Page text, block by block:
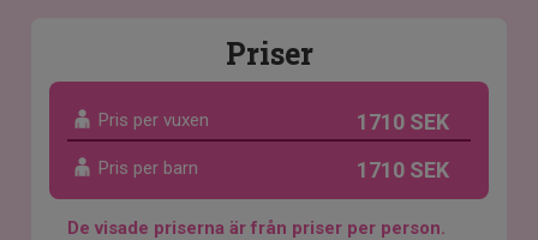
Priser
Pris per vuxen 1710 SEK
Pris per barn 1710 SEK
De visade priserna är från priser per person.